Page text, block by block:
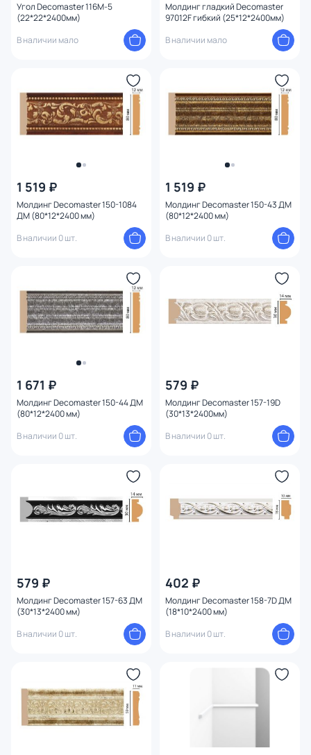
Угол Decomaster 116M-5
(22*22*2400мм)
В наличии мало
Молдинг гладкий Decomaster
97012F гибкий (25*12*2400мм)
В наличии мало
1 519 ₽
Молдинг Decomaster 150-1084
ДМ (80*12*2400 мм)
В наличии 0 шт.
1 519 ₽
Молдинг Decomaster 150-43 ДМ
(80*12*2400 мм)
В наличии 0 шт.
1 671 ₽
Молдинг Decomaster 150-44 ДМ
(80*12*2400 мм)
В наличии 0 шт.
579 ₽
Молдинг Decomaster 157-19D
(30*13*2400мм)
В наличии 0 шт.
579 ₽
Молдинг Decomaster 157-63 ДМ
(30*13*2400 мм)
В наличии 0 шт.
402 ₽
Молдинг Decomaster 158-7D ДМ
(18*10*2400 мм)
В наличии 0 шт.